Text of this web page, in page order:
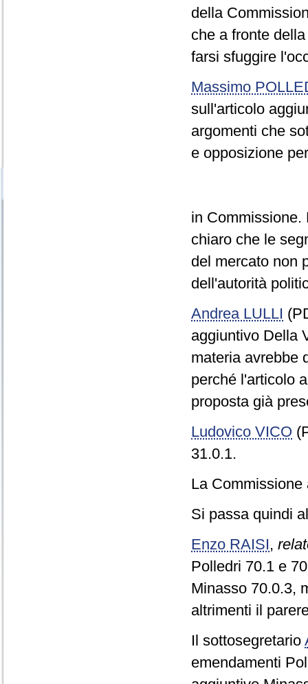
della
che a fronte
farsi sfuggire
Massimo
sull'articolo
argomenti che
e opposizione
in Commissione.
chiaro che le
del mercato non
dell'autorità
Andrea LULLI
aggiuntivo Della
materia avrebbe
perché l'articolo
proposta già
Ludovico VICO
31.0.1.
La
Si passa quindi
Enzo RAISI,
Polledri 70.1 e
Minasso 70.0.3,
altrimenti il
Il sottosegretario
emendamenti